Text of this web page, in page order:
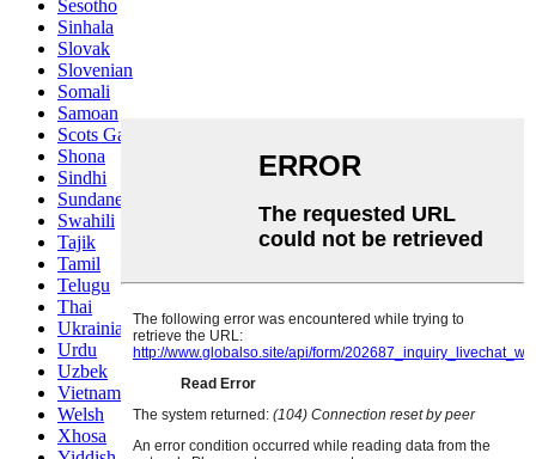
Sesotho
Sinhala
Slovak
Slovenian
Somali
Samoan
Scots Gaelic
Shona
Sindhi
Sundanese
Swahili
Tajik
Tamil
Telugu
Thai
Ukrainian
Urdu
Uzbek
Vietnamese
Welsh
Xhosa